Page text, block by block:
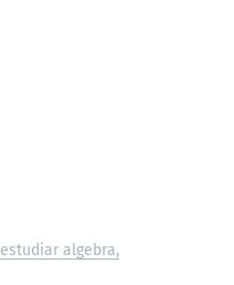
estudiar algebra